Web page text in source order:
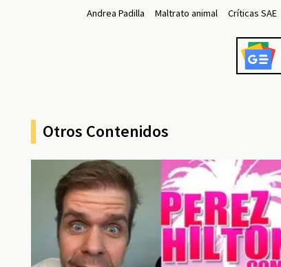
Andrea Padilla Maltrato animal Críticas SAE
Otros Contenidos